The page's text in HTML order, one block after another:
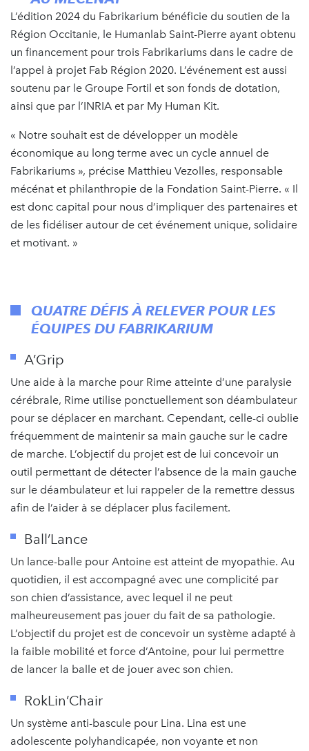
L’édition 2024 du Fabrikarium bénéficie du soutien de la
Région Occitanie, le Humanlab Saint-Pierre ayant obtenu
un financement pour trois Fabrikariums dans le cadre de
l’appel à projet Fab Région 2020. L’événement est aussi
soutenu par le Groupe Fortil et son fonds de dotation,
ainsi que par l’INRIA et par My Human Kit.
« Notre souhait est de développer un modèle
économique au long terme avec un cycle annuel de
Fabrikariums », précise Matthieu Vezolles, responsable
mécénat et philanthropie de la Fondation Saint-Pierre. « Il
est donc capital pour nous d’impliquer des partenaires et
de les fidéliser autour de cet événement unique, solidaire
et motivant. »
QUATRE DÉFIS À RELEVER POUR LES
ÉQUIPES DU FABRIKARIUM
A’Grip
Une aide à la marche pour Rime atteinte d’une paralysie
cérébrale, Rime utilise ponctuellement son déambulateur
pour se déplacer en marchant. Cependant, celle-ci oublie
fréquemment de maintenir sa main gauche sur le cadre
de marche. L’objectif du projet est de lui concevoir un
outil permettant de détecter l’absence de la main gauche
sur le déambulateur et lui rappeler de la remettre dessus
afin de l’aider à se déplacer plus facilement.
Ball’Lance
Un lance-balle pour Antoine est atteint de myopathie. Au
quotidien, il est accompagné avec une complicité par
son chien d’assistance, avec lequel il ne peut
malheureusement pas jouer du fait de sa pathologie.
L’objectif du projet est de concevoir un système adapté à
la faible mobilité et force d’Antoine, pour lui permettre
de lancer la balle et de jouer avec son chien.
RokLin’Chair
Un système anti-bascule pour Lina. Lina est une
adolescente polyhandicapée, non voyante et non